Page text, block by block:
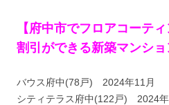
【府中市でフロアコーテ
割引ができる新築マンショ
バウス府中(78戸) 2024年11月
シティテラス府中(122戸) 2024年